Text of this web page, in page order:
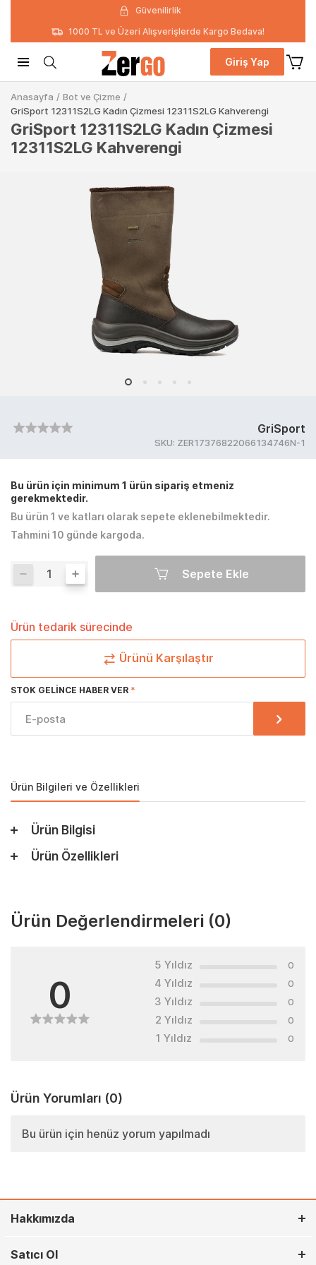
Güvenilirlik
1000 TL ve Üzeri Alışverişlerde Kargo Bedava!
Giriş Yap
Anasayfa / Bot ve Çizme /
GriSport 12311S2LG Kadın Çizmesi 12311S2LG Kahverengi
GriSport 12311S2LG Kadın Çizmesi
12311S2LG Kahverengi
GriSport
SKU: ZER17376822066134746N-1
Bu ürün için minimum 1 ürün sipariş etmeniz
gerekmektedir.
Bu ürün 1 ve katları olarak sepete eklenebilmektedir.
Tahmini 10 günde kargoda.
Sepete Ekle
Ürün tedarik sürecinde
Ürünü Karşılaştır
STOK GELINCE HABER VER
Ürün Bilgileri ve Özellikleri
Ürün Bilgisi
Ürün Özellikleri
Ürün Değerlendirmeleri (0)
0
5 Yıldız 0
4 Yıldız 0
3 Yıldız 0
2 Yıldız 0
1 Yıldız 0
Ürün Yorumları (0)
Bu ürün için henüz yorum yapılmadı
Hakkımızda
Satıcı Ol